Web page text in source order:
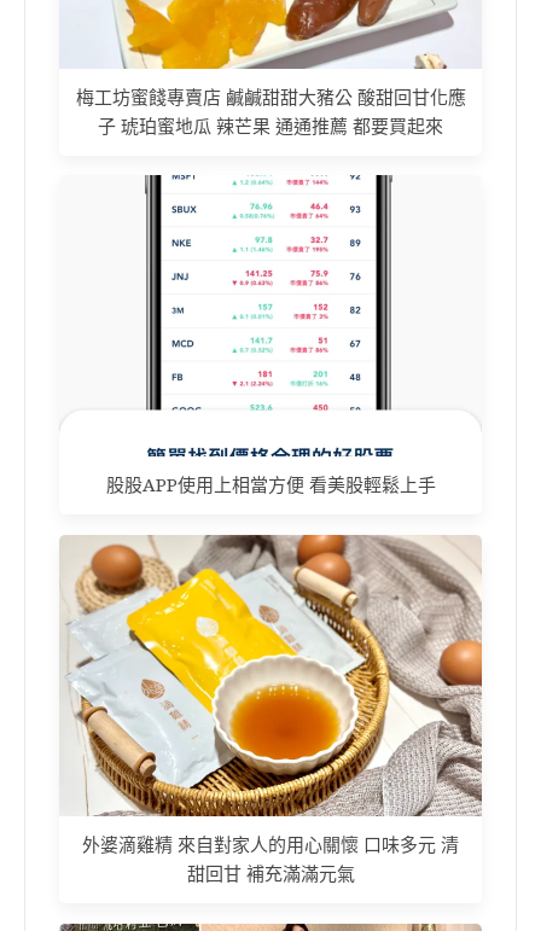
梅工坊蜜餞專賣店 鹹鹹甜甜大豬公 酸甜回甘化應
子 琥珀蜜地瓜 辣芒果 通通推薦 都要買起來
股股APP使用上相當方便 看美股輕鬆上手
外婆滴雞精 來自對家人的用心關懷 口味多元 清
甜回甘 補充滿滿元氣